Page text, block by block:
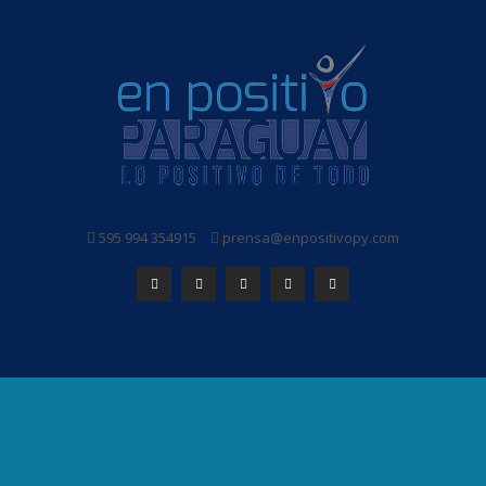
595 994 354915 prensa@enpositivopy.com